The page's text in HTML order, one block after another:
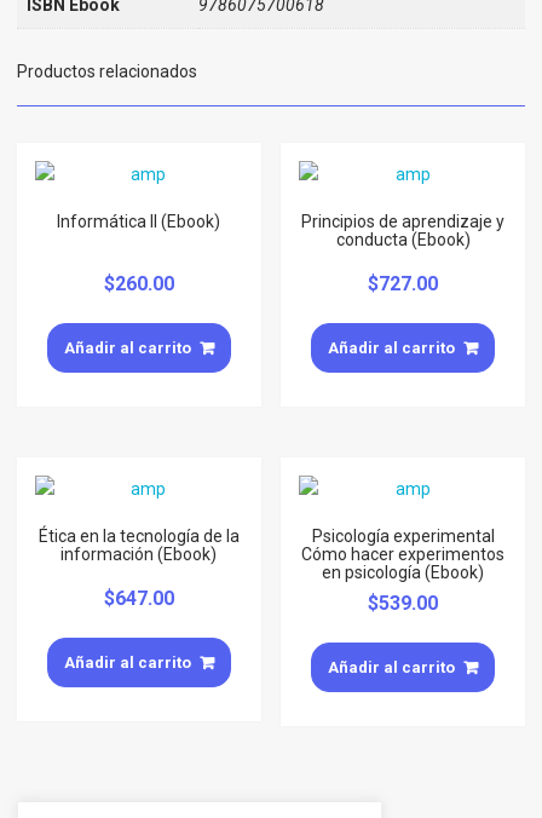
ISBN Ebook 9786075700618
Productos relacionados
Informática II (Ebook)
$260.00
Añadir al carrito
Principios de aprendizaje y
conducta (Ebook)
$727.00
Añadir al carrito
Ética en la tecnología de la
información (Ebook)
$647.00
Añadir al carrito
Psicología experimental
Cómo hacer experimentos
en psicología (Ebook)
$539.00
Añadir al carrito